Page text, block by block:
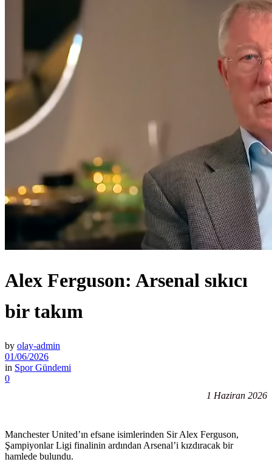
Alex Ferguson: Arsenal sıkıcı
bir takım
by olay-admin
01/06/2026
in Spor Gündemi
0
1 Haziran 2026
Manchester United’ın efsane isimlerinden Sir Alex Ferguson,
Şampiyonlar Ligi finalinin ardından Arsenal’i kızdıracak bir
hamlede bulundu.